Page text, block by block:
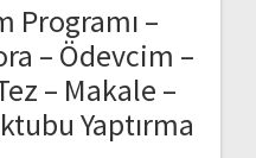
Programı –
– Ödevcim –
– Makale –
Yaptırma